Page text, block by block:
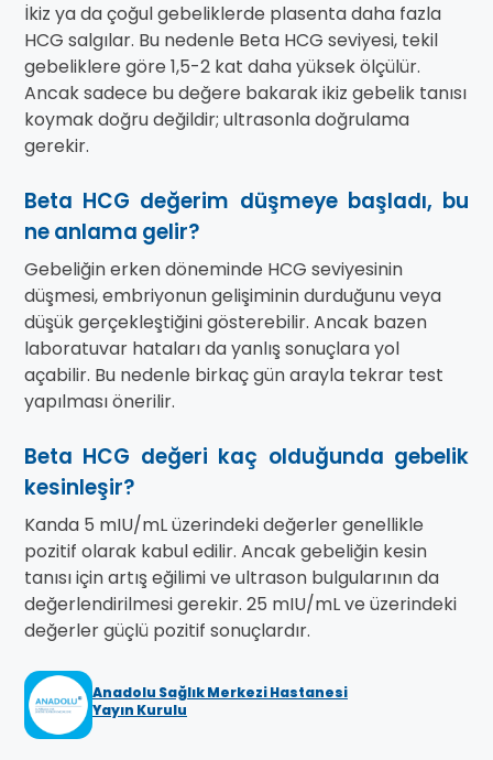
İkiz ya da çoğul gebeliklerde plasenta daha fazla
HCG salgılar. Bu nedenle Beta HCG seviyesi, tekil
gebeliklere göre 1,5-2 kat daha yüksek ölçülür.
Ancak sadece bu değere bakarak ikiz gebelik tanısı
koymak doğru değildir; ultrasonla doğrulama
gerekir.
Beta HCG değerim düşmeye başladı, bu
ne anlama gelir?
Gebeliğin erken döneminde HCG seviyesinin
düşmesi, embriyonun gelişiminin durduğunu veya
düşük gerçekleştiğini gösterebilir. Ancak bazen
laboratuvar hataları da yanlış sonuçlara yol
açabilir. Bu nedenle birkaç gün arayla tekrar test
yapılması önerilir.
Beta HCG değeri kaç olduğunda gebelik
kesinleşir?
Kanda 5 mIU/mL üzerindeki değerler genellikle
pozitif olarak kabul edilir. Ancak gebeliğin kesin
tanısı için artış eğilimi ve ultrason bulgularının da
değerlendirilmesi gerekir. 25 mIU/mL ve üzerindeki
değerler güçlü pozitif sonuçlardır.
Anadolu Sağlık Merkezi Hastanesi
Yayın Kurulu